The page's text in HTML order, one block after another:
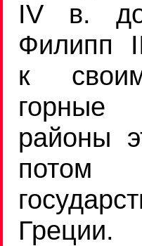
IV в.
Филипп
к
районы
потом
Греции.